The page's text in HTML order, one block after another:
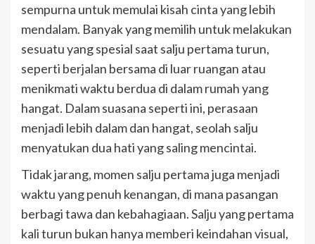
sempurna untuk memulai kisah cinta yang lebih
mendalam. Banyak yang memilih untuk melakukan
sesuatu yang spesial saat salju pertama turun,
seperti berjalan bersama di luar ruangan atau
menikmati waktu berdua di dalam rumah yang
hangat. Dalam suasana seperti ini, perasaan
menjadi lebih dalam dan hangat, seolah salju
menyatukan dua hati yang saling mencintai.
Tidak jarang, momen salju pertama juga menjadi
waktu yang penuh kenangan, di mana pasangan
berbagi tawa dan kebahagiaan. Salju yang pertama
kali turun bukan hanya memberi keindahan visual,